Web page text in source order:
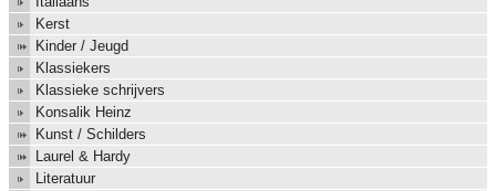
Kerst
Kinder / Jeugd
Klassiekers
Klassieke schrijvers
Konsalik Heinz
Kunst / Schilders
Laurel & Hardy
Literatuur